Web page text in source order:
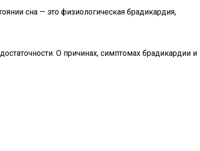
сна — это физиологическая брадикардия,
О причинах, симптомах брадикардии и